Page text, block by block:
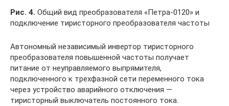
Рис. 4. Общий вид преобразователя «Петра-0120» и
подключение тиристорного преобразователя частоты
Автономный независимый инвертор тиристорного
преобразователя повышенной частоты получает
питание от неуправляемого выпрямителя,
подключенного к трехфазной сети переменного тока
через устройство аварийного отключения —
тиристорный выключатель постоянного тока.